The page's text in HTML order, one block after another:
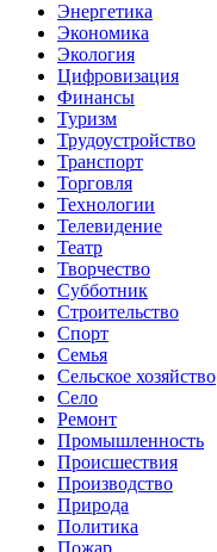
Энергетика
Экономика
Экология
Цифровизация
Финансы
Туризм
Трудоустройство
Транспорт
Торговля
Технологии
Телевидение
Театр
Творчество
Субботник
Строительство
Спорт
Семья
Сельское хозяйство
Село
Ремонт
Промышленность
Происшествия
Производство
Природа
Политика
Пожар